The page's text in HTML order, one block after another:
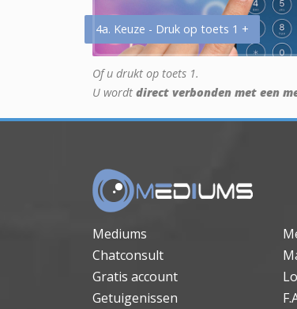
4a. Keuze - Druk op toets 1 +
Of u drukt op toets 1.
U wordt direct verbonden met een
Mediums
Chatconsult
Gratis account
Getuigenissen